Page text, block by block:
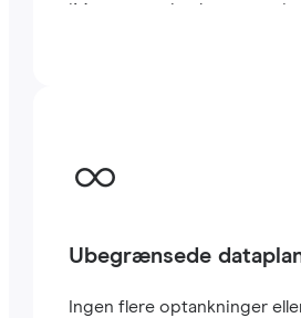
iMessage, uden
Scan den med din mobil, og
Ubegrænsede
Ingen flere optankninger